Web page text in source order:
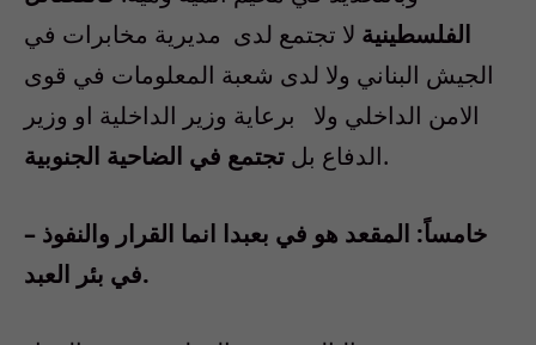
الفلسطينية لا تجتمع لدى مديرية مخابرات في
الجيش البناني ولا لدى شعبة المعلومات في قوى
الامن الداخلي ولا برعاية وزير الداخلية او وزير
الدفاع بل تجتمع في الضاحية الجنوبية .
– خامساً: المقعد هو في بعبدا انما القرار والنفوذ
في بئر العبد.